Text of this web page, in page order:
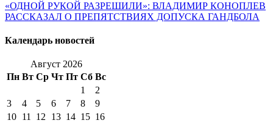
«ОДНОЙ РУКОЙ РАЗРЕШИЛИ»: ВЛАДИМИР КОНОПЛЕВ
РАССКАЗАЛ О ПРЕПЯТСТВИЯХ ДОПУСКА ГАНДБОЛА
Календарь новостей
Август 2026
Пн Вт Ср Чт Пт Сб Вс
1
2
3
4 5 6 7 8
9
10 11 12 13 14 15 16